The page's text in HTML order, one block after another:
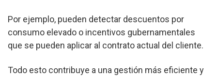
Por ejemplo, pueden detectar descuentos por
consumo elevado o incentivos gubernamentales
que se pueden aplicar al contrato actual del cliente.
Todo esto contribuye a una gestión más eficiente y